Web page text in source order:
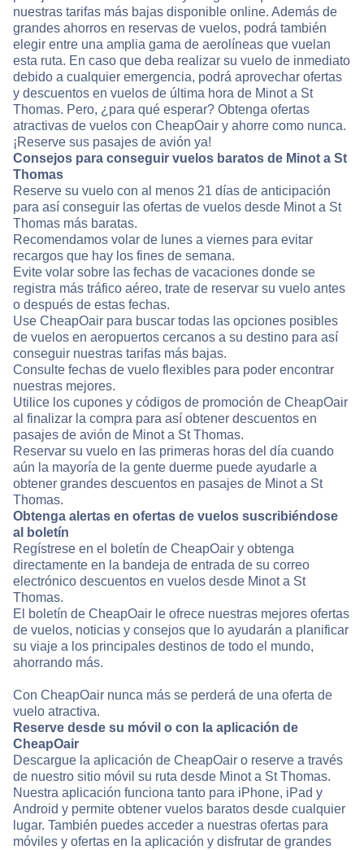
nuestras tarifas más bajas disponible online. Además de
grandes ahorros en reservas de vuelos, podrá también
elegir entre una amplia gama de aerolíneas que vuelan
esta ruta. En caso que deba realizar su vuelo de inmediato
debido a cualquier emergencia, podrá aprovechar ofertas
y descuentos en vuelos de última hora de Minot a St
Thomas. Pero, ¿para qué esperar? Obtenga ofertas
atractivas de vuelos con CheapOair y ahorre como nunca.
¡Reserve sus pasajes de avión ya!
Consejos para conseguir vuelos baratos de Minot a St
Thomas
Reserve su vuelo con al menos 21 días de anticipación
para así conseguir las ofertas de vuelos desde Minot a St
Thomas más baratas.
Recomendamos volar de lunes a viernes para evitar
recargos que hay los fines de semana.
Evite volar sobre las fechas de vacaciones donde se
registra más tráfico aéreo, trate de reservar su vuelo antes
o después de estas fechas.
Use CheapOair para buscar todas las opciones posibles
de vuelos en aeropuertos cercanos a su destino para así
conseguir nuestras tarifas más bajas.
Consulte fechas de vuelo flexibles para poder encontrar
nuestras mejores.
Utilice los cupones y códigos de promoción de CheapOair
al finalizar la compra para así obtener descuentos en
pasajes de avión de Minot a St Thomas.
Reservar su vuelo en las primeras horas del día cuando
aún la mayoría de la gente duerme puede ayudarle a
obtener grandes descuentos en pasajes de Minot a St
Thomas.
Obtenga alertas en ofertas de vuelos suscribiéndose
al boletín
Regístrese en el boletín de CheapOair y obtenga
directamente en la bandeja de entrada de su correo
electrónico descuentos en vuelos desde Minot a St
Thomas.
El boletín de CheapOair le ofrece nuestras mejores ofertas
de vuelos, noticias y consejos que lo ayudarán a planificar
su viaje a los principales destinos de todo el mundo,
ahorrando más.
Con CheapOair nunca más se perderá de una oferta de
vuelo atractiva.
Reserve desde su móvil o con la aplicación de
CheapOair
Descargue la aplicación de CheapOair o reserve a través
de nuestro sitio móvil su ruta desde Minot a St Thomas.
Nuestra aplicación funciona tanto para iPhone, iPad y
Android y permite obtener vuelos baratos desde cualquier
lugar. También puedes acceder a nuestras ofertas para
móviles y ofertas en la aplicación y disfrutar de grandes